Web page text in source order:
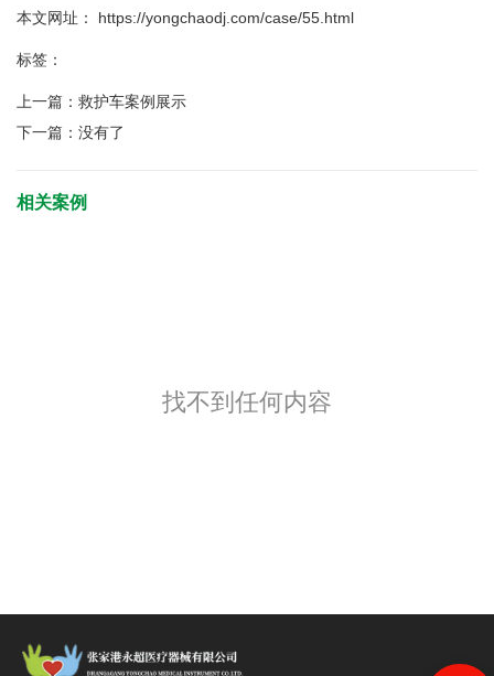
本文网址： https://yongchaodj.com/case/55.html
标签：
上一篇： 救护车案例展示
下一篇： 没有了
相关案例
找不到任何内容